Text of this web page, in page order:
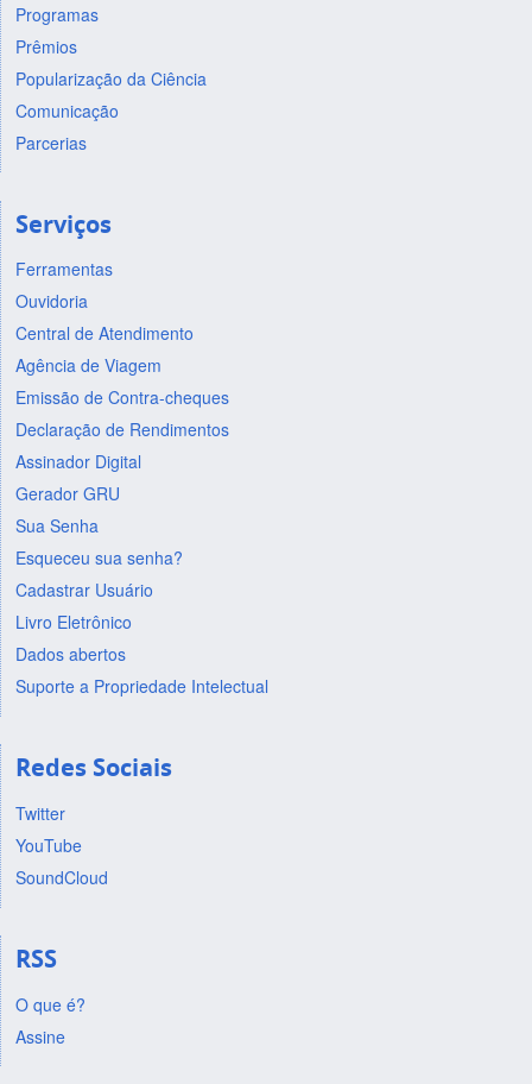
Programas
Prêmios
Popularização da Ciência
Comunicação
Parcerias
Serviços
Ferramentas
Ouvidoria
Central de Atendimento
Agência de Viagem
Emissão de Contra-cheques
Declaração de Rendimentos
Assinador Digital
Gerador GRU
Sua Senha
Esqueceu sua senha?
Cadastrar Usuário
Livro Eletrônico
Dados abertos
Suporte a Propriedade Intelectual
Redes Sociais
Twitter
YouTube
SoundCloud
RSS
O que é?
Assine